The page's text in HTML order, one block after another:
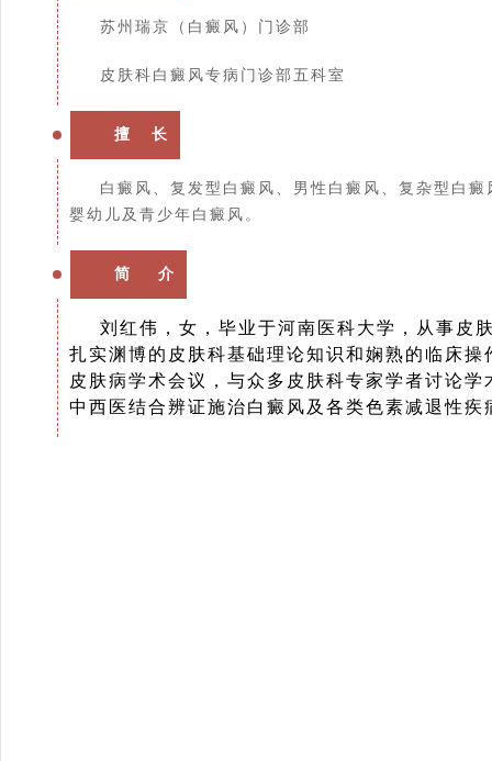
苏州瑞京（白癜风）门诊部
皮肤科白癜风专病门诊部五科室
擅 长
白癜风、复发型白癜风、男性白癜风、复杂型白
婴幼儿及青少年白癜风。
简 介
刘红伟，女，毕业于河南医科大学，从事皮
扎实渊博的皮肤科基础理论知识和娴熟的临床
皮肤病学术会议，与众多皮肤科专家学者讨论
中西医结合辨证施治白癜风及各类色素减退性疾